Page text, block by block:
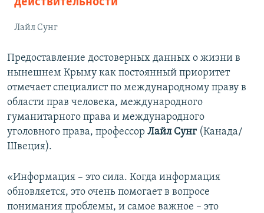
Лайл Сунг
Предоставление достоверных данных о жизни в
нынешнем Крыму как постоянный приоритет
отмечает специалист по международному праву в
области прав человека, международного
гуманитарного права и международного
уголовного права, профессор Лайл Сунг (Канада/
Швеция).
«Информация – это сила. Когда информация
обновляется, это очень помогает в вопросе
понимания проблемы, и самое важное – это